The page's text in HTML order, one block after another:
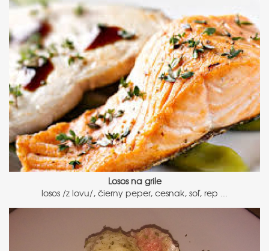
Losos na grile
losos /z lovu/, čierny peper, cesnak, soľ, rep ...